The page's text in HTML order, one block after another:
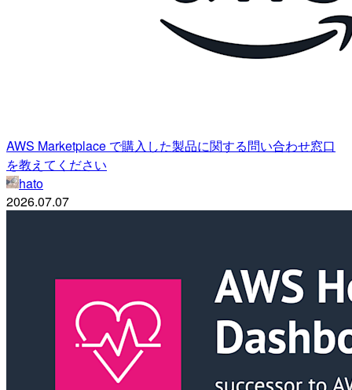
AWS Marketplace で購入した製品に関する問い合わせ窓口
を教えてください
hato
2026.07.07